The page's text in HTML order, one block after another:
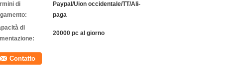
di
Paypal/Uion occidentale/TT/Ali-
paga
di
20000 pc al giorno
Contatto